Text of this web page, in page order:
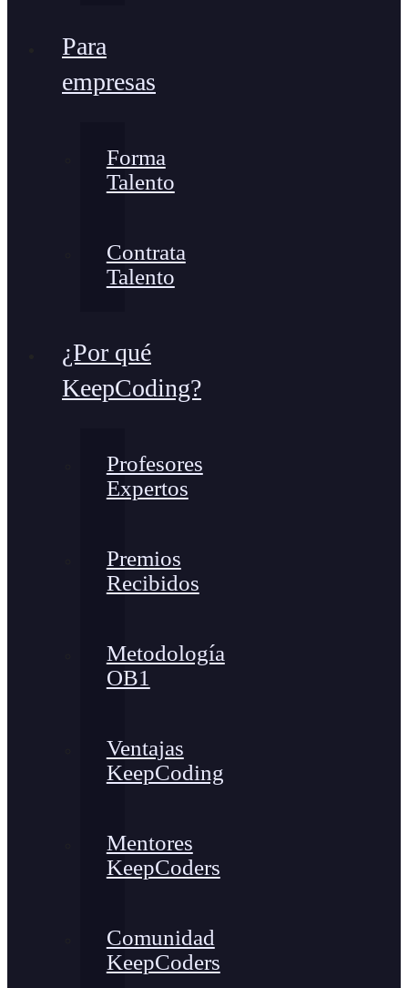
Para
empresas
Forma
Talento
Contrata
Talento
¿Por qué
KeepCoding?
Profesores
Expertos
Premios
Recibidos
Metodología
OB1
Ventajas
KeepCoding
Mentores
KeepCoders
Comunidad
KeepCoders